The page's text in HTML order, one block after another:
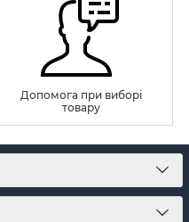
Допомога при виборі
товару